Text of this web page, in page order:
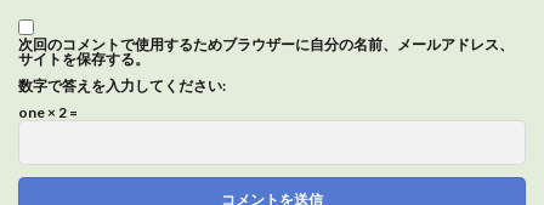
次回のコメントで使用するためブラウザーに自分の名前、メールアドレス、
サイトを保存する。
数字で答えを入力してください:
one × 2 =